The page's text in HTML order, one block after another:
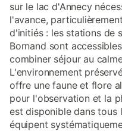
sur le lac d'Annecy
l'avance,
d'initiés : les stations de
Bornand sont
combiner séjour au
L'environnement
offre une faune et flore
pour l'observation et la
est disponible dans tous
équipent